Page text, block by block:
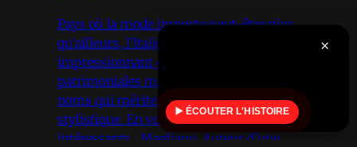
Pays où la mode importe peut-être plus
qu’ailleurs, l’Italie compte un nombre
impressionnant de marques
patrimoniales mais aussi de nouveaux
noms qui méritent d’être sur votre radar
stylistique. En voici cinq parmi les plus
intéressants. Magliano Auteur d’une
×
▶️ ÉCOUTER L'HISTOIRE